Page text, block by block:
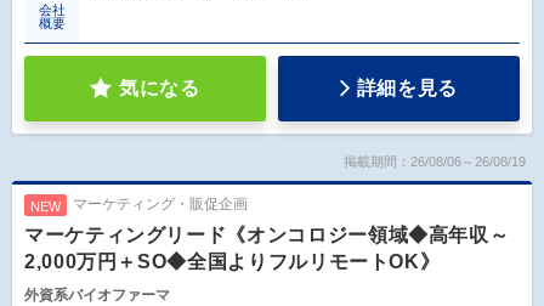
会社
概要
気になる 詳細を見る
掲載期間：26/08/06～26/08/19
NEW マーケティング・販促企画
マーケティングリード《オンコロジー領域◆高年収～
2,000万円＋SO◆全国よりフルリモートOK》
外資系バイオファーマ